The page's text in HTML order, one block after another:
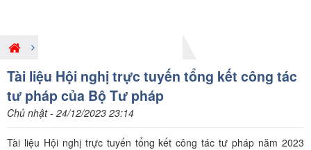
Hoạt động PBGDPL ở Trung ương
Tài liệu Hội nghị trực tuyến tổng kết công tác
tư pháp của Bộ Tư pháp
Chủ nhật - 24/12/2023 23:14
Tài liệu Hội nghị trực tuyến tổng kết công tác tư pháp năm 2023